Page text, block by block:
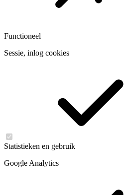
Functioneel
Sessie, inlog cookies
Statistieken en gebruik
Google Analytics